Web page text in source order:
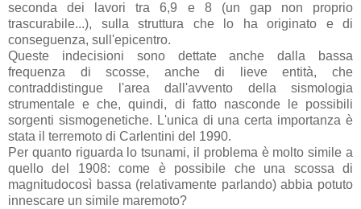
seconda dei lavori tra 6,9 e 8 (un gap non proprio
trascurabile...), sulla struttura che lo ha originato e di
conseguenza, sull'epicentro.
Queste indecisioni sono dettate anche dalla bassa
frequenza di scosse, anche di lieve entità, che
contraddistingue l'area dall'avvento della sismologia
strumentale e che, quindi, di fatto nasconde le possibili
sorgenti sismogenetiche. L'unica di una certa importanza è
stata il terremoto di Carlentini del 1990.
Per quanto riguarda lo tsunami, il problema è molto simile a
quello del 1908: come è possibile che una scossa di
magnitudocosì bassa (relativamente parlando) abbia potuto
innescare un simile maremoto?